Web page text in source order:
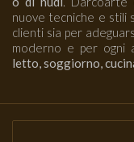
nuove tecniche e stili
clienti sia per
moderno e per ogni
letto, soggiorno,